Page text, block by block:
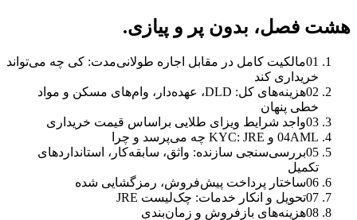
هشت فصل، بدون پر و پیازی.
01مالکیت کامل در مقابل اجاره طولانی‌مدت: کی چه می‌تواند
خریداری کند
02
هزینه‌های کل: DLD، عهده‌دار، وام‌های مسکن و مواد
خطی پنهان
03واجد شرایط ویزای طلایی براساس قیمت خریداری
04AML و KYC: JRE چه می‌پرسد و چرا
05بررسی‌سنجی سازنده: واثق، سابقه‌کار، استانداردهای
تکمیل
06ساختار پرداخت پیش‌فروش، رمزگشایی شده
07تحویل و انکار خدمات: چک‌لیست JRE
08هزینه‌های بازفروش و زمان‌بندی